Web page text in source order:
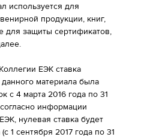
используется для
продукции, книг,
для защиты сертификатов,
ЕЭК ставка
материала была
с 4 марта 2016 года по 31
информации
нулевая ставка будет
1 сентября 2017 года по 31